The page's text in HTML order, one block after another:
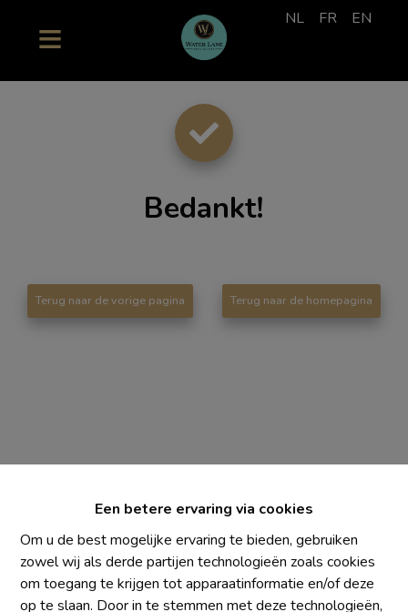
Een betere ervaring via cookies
Om u de best mogelijke ervaring te bieden, gebruiken
zowel wij als derde partijen technologieën zoals cookies
om toegang te krijgen tot apparaatinformatie en/of deze
op te slaan. Door in te stemmen met deze technologieën,
NL FR EN
Bedankt!
Terug naar de vorige pagina Terug naar de homepagina
Chaque agence est juridiquement et financièrement